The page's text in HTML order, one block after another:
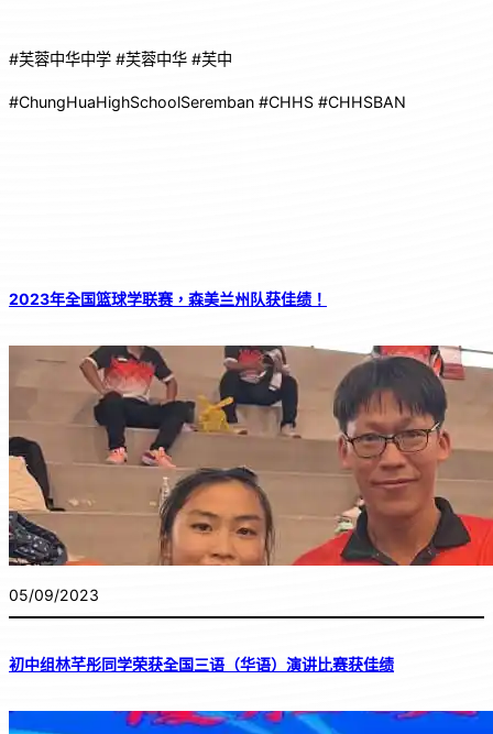
#芙蓉中华中学 #芙蓉中华 #芙中
#ChungHuaHighSchoolSeremban #CHHS #CHHSBAN
2023年全国篮球学联赛，森美兰州队获佳绩！
05/09/2023
初中组林芊彤同学荣获全国三语（华语）演讲比赛获佳绩